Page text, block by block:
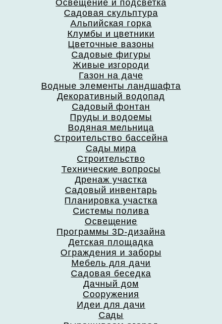
Освещение и подсветка
Садовая скульптура
Альпийская горка
Клумбы и цветники
Цветочные вазоны
Садовые фигуры
Живые изгороди
Газон на даче
Водные элементы ландшафта
Декоративный водопад
Садовый фонтан
Пруды и водоемы
Водяная мельница
Строительство бассейна
Сады мира
Строительство
Технические вопросы
Дренаж участка
Садовый инвентарь
Планировка участка
Системы полива
Освещение
Программы 3D-дизайна
Детская площадка
Ограждения и заборы
Мебель для дачи
Садовая беседка
Дачный дом
Сооружения
Идеи для дачи
Сады